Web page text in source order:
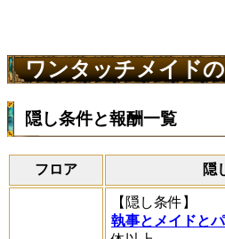
ワンタッチメイド
隠し条件と報酬一覧
フロア 隠
【隠し条件】
執事とメイドと